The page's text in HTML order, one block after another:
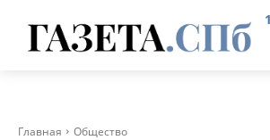
Главная Общество